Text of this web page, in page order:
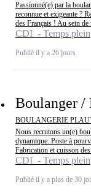
Passionné(e) par la
reconnue et exigeante ?
des Français ! Au sein de
CDI - Temps plein
Publié il y a 26 jours
Boulanger /
BOULANGERIE
Nous recrutons un(e)
dynamique. Poste à
Fabrication et cuisson
CDI - Temps plein
Publié il y a plus de 30